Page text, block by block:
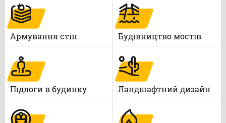
Армування стін Будівництво мостів
Підлоги в будинку Ландшафтний дизайн